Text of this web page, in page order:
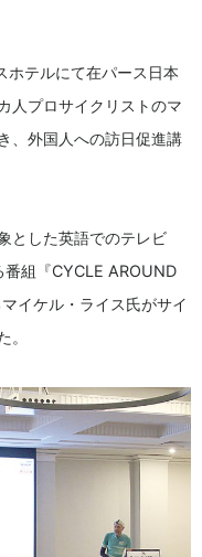
ホテルにて在パース日本
人プロサイクリストのマ
、外国人への訪日促進講
とした英語でのテレビ
番組『CYCLE AROUND
イケル・ライス氏がサイ
。